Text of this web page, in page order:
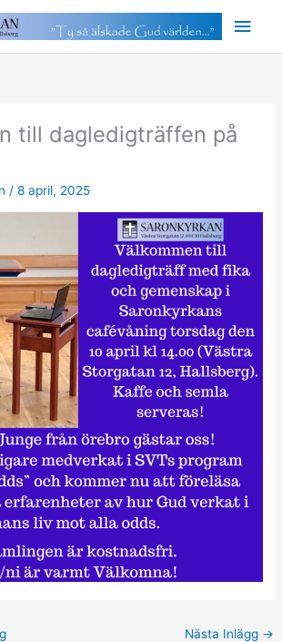
till dagledigträffen på
/8 april, 2025
Nästa Inlägg →